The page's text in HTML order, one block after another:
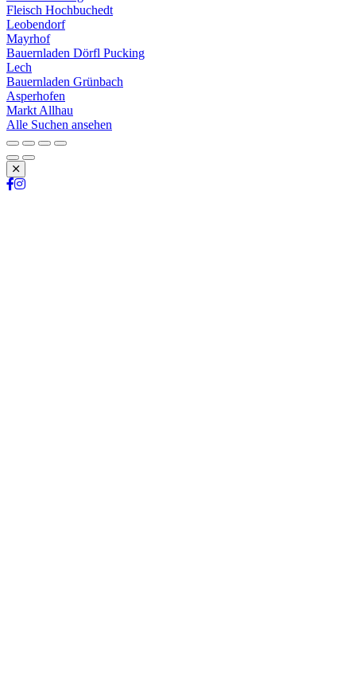
Fleisch Hochbuchedt
Leobendorf
Mayrhof
Bauernladen Dörfl Pucking
Lech
Bauernladen Grünbach
Asperhofen
Markt Allhau
Alle Suchen ansehen
Schließen